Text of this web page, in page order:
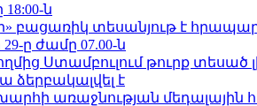
ն
բացառիկ տեսանյութ է
29-ը ժամը 07.00-ն
Ստամբուլում թուրք տեսած
ձերբակալվել է
առաջնության մեդալային